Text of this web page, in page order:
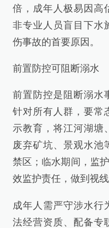
倍，成年人极易因高
非专业人员盲目下水
伤事故的首要原因。
前置防控可阻断溺水
前置防控是阻断溺水
针对所有人群，要常
示教育，将江河湖塘
废弃矿坑、景观水池
禁区；临水期间，监
效监护责任，做到视
成年人需严守涉水行
法经营资质、配备专